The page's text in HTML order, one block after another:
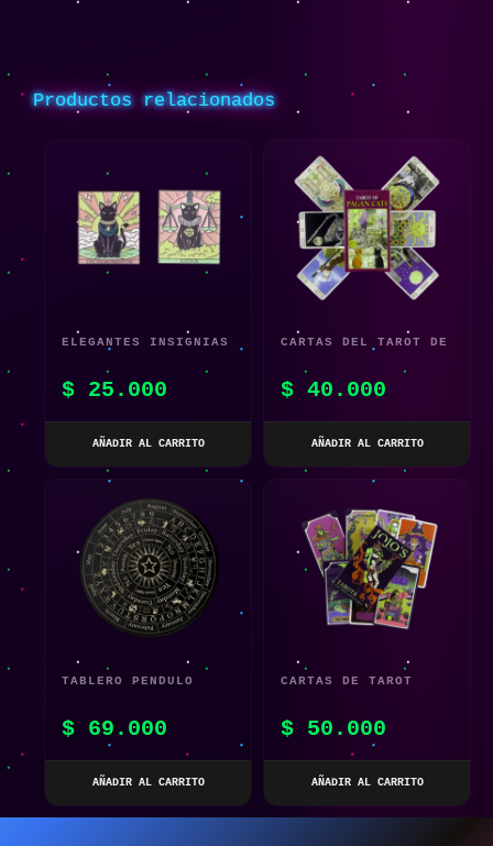
Productos relacionados
ELEGANTES INSIGNIAS
DE TAROT
$ 25.000
AÑADIR AL CARRITO
CARTAS DEL TAROT DE
GATOS PAGANOS
$ 40.000
AÑADIR AL CARRITO
TABLERO PENDULO
ADIVINACION
$ 69.000
AÑADIR AL CARRITO
CARTAS DE TAROT
ADVENTURE
$ 50.000
AÑADIR AL CARRITO